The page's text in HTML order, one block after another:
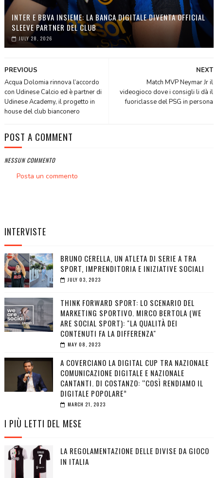
INTER E BBVA INSIEME: LA BANCA DIGITALE DIVENTA OFFICIAL
SLEEVE PARTNER DEL CLUB
JULY 28, 2026
NEXT
Match MVP Neymar Jr il
videogioco dove i consigli li dà il
fuoriclasse del PSG in persona
PREVIOUS
Acqua Dolomia rinnova l’accordo
con Udinese Calcio ed è partner di
Udinese Academy, il progetto in
house del club bianconero
POST A COMMENT
NESSUN COMMENTO
Posta un commento
INTERVISTE
BRUNO CERELLA, UN ATLETA DI SERIE A TRA
SPORT, IMPRENDITORIA E INIZIATIVE SOCIALI
JULY 03, 2023
THINK FORWARD SPORT: LO SCENARIO DEL
MARKETING SPORTIVO. MIRCO BERTOLA (WE
ARE SOCIAL SPORT): "LA QUALITÀ DEI
CONTENUTI FA LA DIFFERENZA"
MAY 08, 2023
A COVERCIANO LA DIGITAL CUP TRA NAZIONALE
COMUNICAZIONE DIGITALE E NAZIONALE
CANTANTI. DI COSTANZO: “COSÌ RENDIAMO IL
DIGITALE POPOLARE”
MARCH 21, 2023
I PIÙ LETTI DEL MESE
LA REGOLAMENTAZIONE DELLE DIVISE DA GIOCO
IN ITALIA